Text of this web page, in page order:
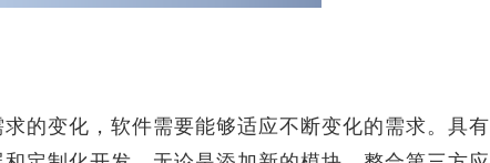
变化，软件需要能够适应不断变化的需求。具有